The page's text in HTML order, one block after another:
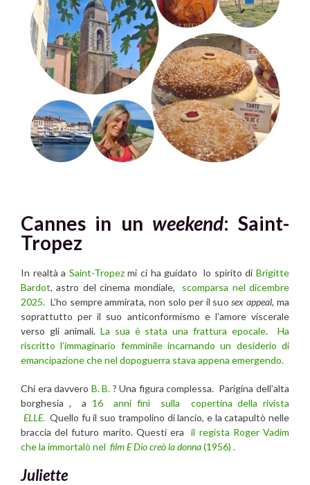
Cannes in un weekend: Saint-
Tropez
In realtà a Saint-Tropezmi ci ha guidato lo spirito di Brigitte
Bardot, astro del cinema mondiale,
scomparsa nel dicembre
2025. L’ho sempre ammirata, non solo per il suosex appeal, ma
soprattutto per il suo anticonformismo e l’amore viscerale
verso gli animali. La sua è stata una frattura epocale.Ha
riscritto l’immaginario femminile incarnando un desiderio di
emancipazione che nel dopoguerra stava appena emergendo.
Chi era davvero B. B. ? Una figura complessa. Parigina dell’alta
borghesia , a 16 anni finì sulla copertina della rivista
ELLE. Quello fu il suo trampolino di lancio, e la catapultò nelle
braccia del futuro marito. Questi erail regista Roger Vadim
che la immortalò nel film E Dio creò la donna(1956) .
Juliette